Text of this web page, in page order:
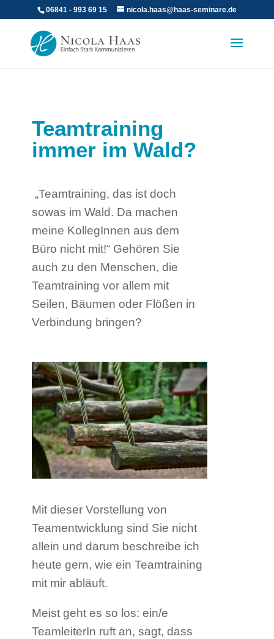
06841 - 993 69 15 nicola.haas@haas-seminare.de
Teamtraining
immer im Wald?
„Teamtraining, das ist doch
sowas im Wald. Da machen
meine KollegInnen aus dem
Büro nicht mit!“ Gehören Sie
auch zu den Menschen, die
Teamtraining vor allem mit
Seilen, Bäumen oder Flößen in
Verbindung bringen?
Mit dieser Vorstellung von
Teamentwicklung sind Sie nicht
allein und darum beschreibe ich
heute gern, wie ein Teamtraining
mit mir abläuft.
Meist geht es so los: ein/e
TeamleiterIn ruft an, sagt, dass